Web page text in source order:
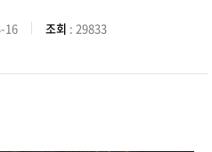
16 조회 : 29833